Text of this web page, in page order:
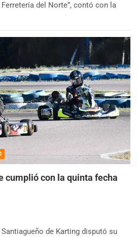
del Norte”, contó con la
cumplió con la quinta fecha
de Karting disputó su